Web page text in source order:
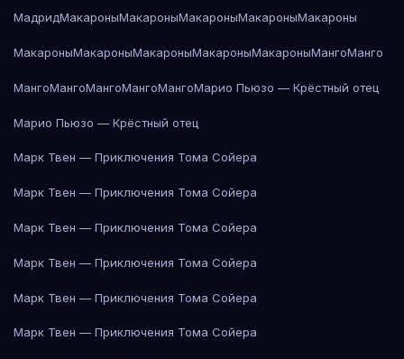
МадридМакароныМакароныМакароныМакароныМакароны
МакароныМакароныМакароныМакароныМакароныМангоМанго
МангоМангоМангоМангоМангоМарио Пьюзо — Крёстный отец
Марио Пьюзо — Крёстный отец
Марк Твен — Приключения Тома Сойера
Марк Твен — Приключения Тома Сойера
Марк Твен — Приключения Тома Сойера
Марк Твен — Приключения Тома Сойера
Марк Твен — Приключения Тома Сойера
Марк Твен — Приключения Тома Сойера